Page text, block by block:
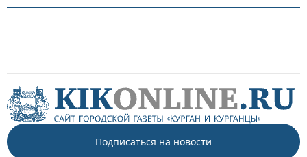
Подписаться на новости